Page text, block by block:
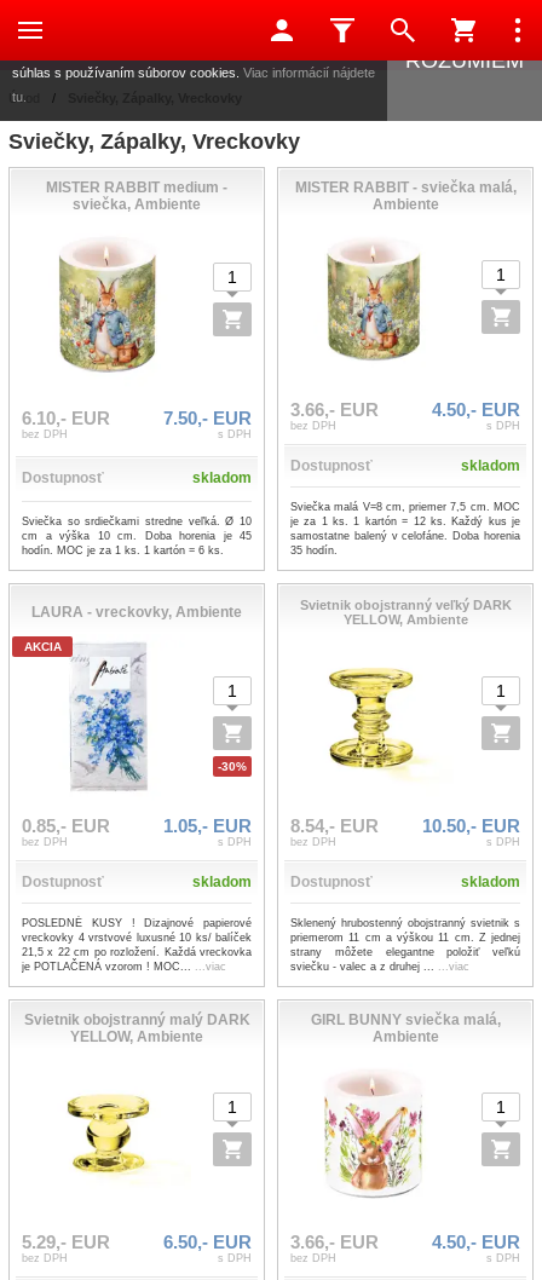
Úvod /
Sviečky, Zápalky, Vreckovky
MISTER RABBIT medium -
sviečka, Ambiente
6.10,- EUR
bez DPH
7.50,- EUR
s DPH
Dostupnosť skladom
Sviečka so srdiečkami stredne veľká. Ø 10
cm a výška 10 cm. Doba horenia je 45
hodín. MOC je za 1 ks. 1 kartón = 6 ks.
MISTER RABBIT - sviečka malá,
Ambiente
3.66,- EUR
bez DPH
4.50,- EUR
s DPH
Dostupnosť skladom
Sviečka malá V=8 cm, priemer 7,5 cm. MOC
je za 1 ks. 1 kartón = 12 ks. Každý kus je
samostatne balený v celofáne. Doba horenia
35 hodín.
LAURA - vreckovky, Ambiente
AKCIA
-30%
0.85,- EUR
bez DPH
1.05,- EUR
s DPH
Dostupnosť skladom
POSLEDNÉ KUSY ! Dizajnové papierové
vreckovky 4 vrstvové luxusné 10 ks/ balíček
21,5 x 22 cm po rozložení. Každá vreckovka
je POTLAČENÁ vzorom ! MOC... ...viac
Svietnik obojstranný veľký DARK
YELLOW, Ambiente
8.54,- EUR
bez DPH
10.50,- EUR
s DPH
Dostupnosť skladom
Sklenený hrubostenný obojstranný svietnik s
priemerom 11 cm a výškou 11 cm. Z jednej
strany môžete elegantne položiť veľkú
sviečku - valec a z druhej ... ...viac
Svietnik obojstranný malý DARK
YELLOW, Ambiente
5.29,- EUR
bez DPH
6.50,- EUR
s DPH
GIRL BUNNY sviečka malá,
Ambiente
3.66,- EUR
bez DPH
4.50,- EUR
s DPH
Táto stránka používa súbory cookies, ktoré nám pomáhajú
súhlas s používaním súborov cookies. Viac informácií nájdete
tu.
ROZUMIEM